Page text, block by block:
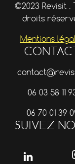
©2023 Revisit .
droits
Mentions
06 03 58 11
06 70 01 39
SUIVEZ